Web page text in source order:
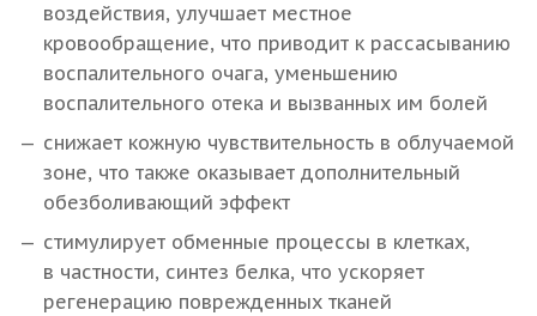
воздействия, улучшает местное
кровообращение, что приводит к рассасыванию
воспалительного очага, уменьшению
воспалительного отека и вызванных им болей
снижает кожную чувствительность в облучаемой
зоне, что также оказывает дополнительный
обезболивающий эффект
стимулирует обменные процессы в клетках,
в частности, синтез белка, что ускоряет
регенерацию поврежденных тканей